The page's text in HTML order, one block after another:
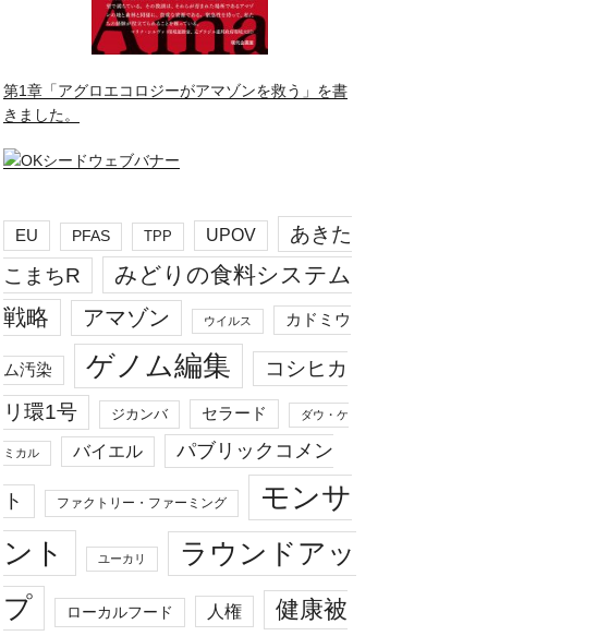
第1章「アグロエコロジーがアマゾンを救う」を書
きました。
EU PFAS TPP UPOV
あきた
こまちR
みどりの食料システム
戦略
アマゾン ウイルス カドミウ
ム汚染 ゲノム編集
コシヒカ
リ環1号
ジカンバ セラード ダウ・ケ
ミカル バイエル パブリックコメン
ト ファクトリー・ファーミング
モンサ
ント
ユーカリ
ラウンドアッ
プ
ローカルフード 人権 健康被